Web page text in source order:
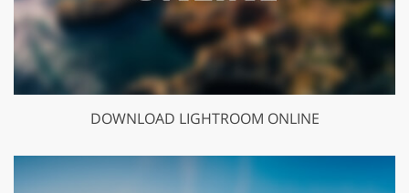
DOWNLOAD LIGHTROOM ONLINE